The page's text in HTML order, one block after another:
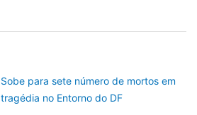
Sobe para sete número de mortos em
tragédia no Entorno do DF